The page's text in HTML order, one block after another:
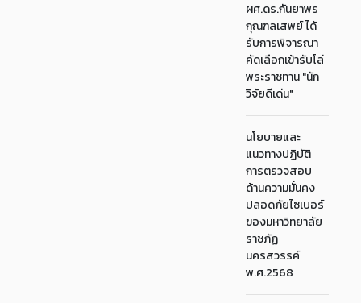
ผศ.ดร.กันยาพร
กุณฑลเสพย์ ได้
รับการพิจารณา
คัดเลือกเข้ารับโล่
พระราชทาน "นัก
วิจัยดีเด่น"
นโยบายและ
แนวทางปฏิบัติ
การตรวจสอบ
ด้านความมั่นคง
ปลอดภัยไซเบอร์
ของมหาวิทยาลัย
ราชภัฏ
นครสวรรค์
พ.ศ.2568